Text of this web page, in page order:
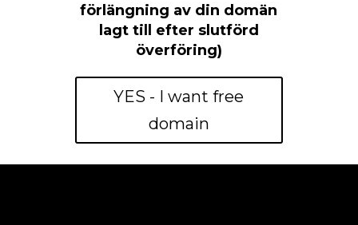
förlängning av din domän
lagt till efter slutförd
överföring)
YES - I want free
domain